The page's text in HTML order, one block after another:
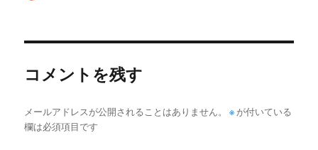
コメントを残す
メールアドレスが公開されることはありません。 ※ が付いている
欄は必須項目です